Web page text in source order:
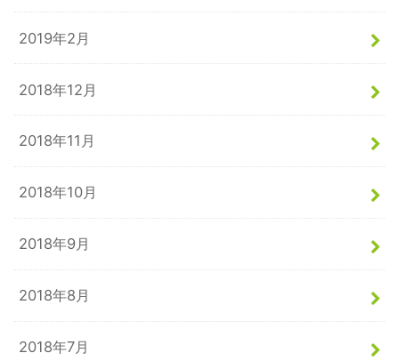
2019年2月
2018年12月
2018年11月
2018年10月
2018年9月
2018年8月
2018年7月